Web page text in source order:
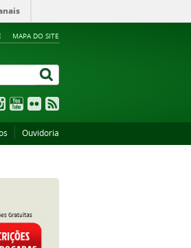
MAPA DO SITE
Ouvidoria